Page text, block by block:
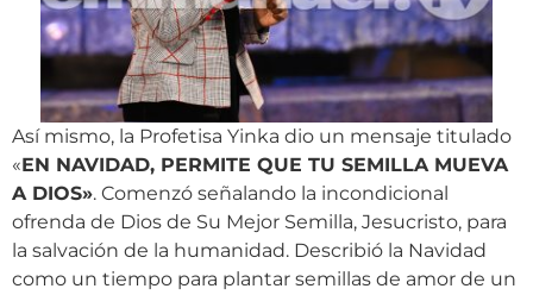
Así mismo, la Profetisa Yinka dio un mensaje titulado
«EN NAVIDAD, PERMITE QUE TU SEMILLA MUEVA
A DIOS». Comenzó señalando la incondicional
ofrenda de Dios de Su Mejor Semilla, Jesucristo, para
la salvación de la humanidad. Describió la Navidad
como un tiempo para plantar semillas de amor de un